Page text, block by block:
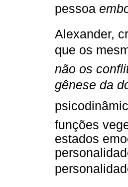
pessoa
Alexander,
que os
não os
gênese da
funções
estados